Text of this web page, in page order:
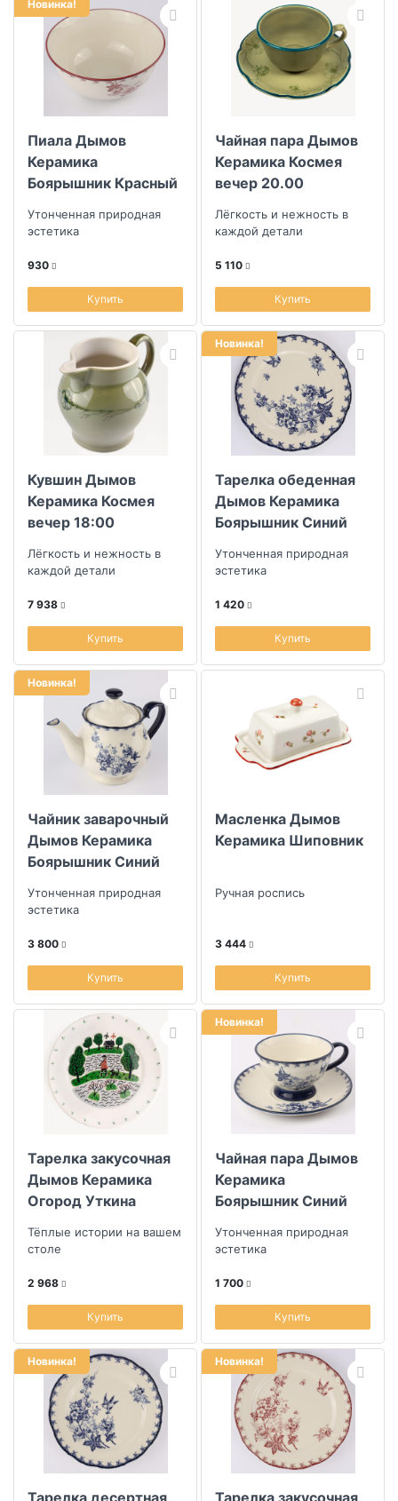
Новинка!
Пиала Дымов
Керамика
Боярышник Красный
Утонченная природная
эстетика
930
Купить
Чайная пара Дымов
Керамика Космея
вечер 20.00
Лёгкость и нежность в
каждой детали
5 110
Купить
Кувшин Дымов
Керамика Космея
вечер 18:00
Лёгкость и нежность в
каждой детали
7 938
Купить
Новинка!
Тарелка обеденная
Дымов Керамика
Боярышник Синий
Утонченная природная
эстетика
1 420
Купить
Новинка!
Чайник заварочный
Дымов Керамика
Боярышник Синий
Утонченная природная
эстетика
3 800
Купить
Масленка Дымов
Керамика Шиповник
Ручная роспись
3 444
Купить
Тарелка закусочная
Дымов Керамика
Огород Уткина
Тёплые истории на вашем
столе
2 968
Купить
Новинка!
Чайная пара Дымов
Керамика
Боярышник Синий
Утонченная природная
эстетика
1 700
Купить
Новинка! Новинка!